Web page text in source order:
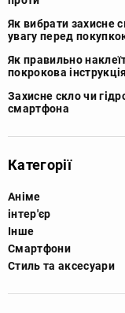
Як вибрати захисне
увагу перед
Як правильно
покрокова
Захисне скло чи
смартфона
Категорії
Аніме
інтер'єр
Інше
Смартфони
Стиль та аксесуари